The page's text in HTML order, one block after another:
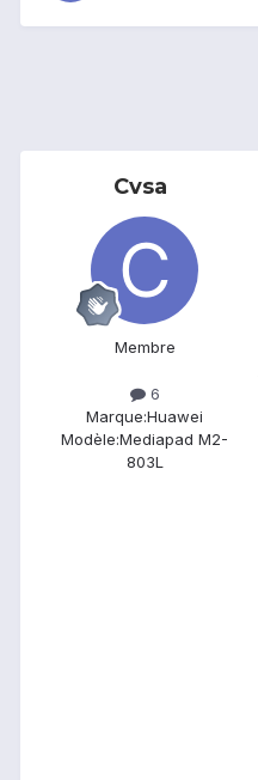
Cvsa
Membre
6
Marque:Huawei
Modèle:Mediapad M2-
803L